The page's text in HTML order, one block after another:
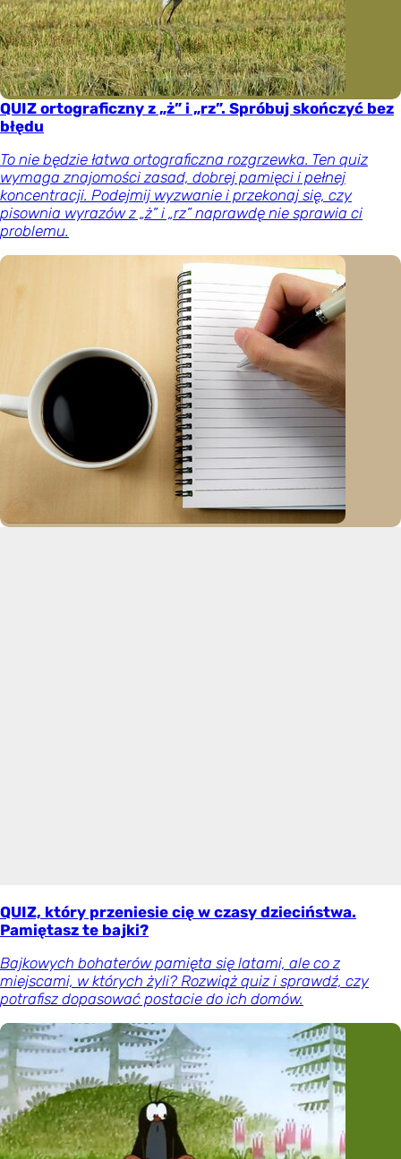
QUIZ ortograficzny z „ż” i „rz”. Spróbuj skończyć bez
błędu
To nie będzie łatwa ortograficzna rozgrzewka. Ten quiz
wymaga znajomości zasad, dobrej pamięci i pełnej
koncentracji. Podejmij wyzwanie i przekonaj się, czy
pisownia wyrazów z „ż” i „rz” naprawdę nie sprawia ci
problemu.
QUIZ, który przeniesie cię w czasy dzieciństwa.
Pamiętasz te bajki?
Bajkowych bohaterów pamięta się latami, ale co z
miejscami, w których żyli? Rozwiąż quiz i sprawdź, czy
potrafisz dopasować postacie do ich domów.